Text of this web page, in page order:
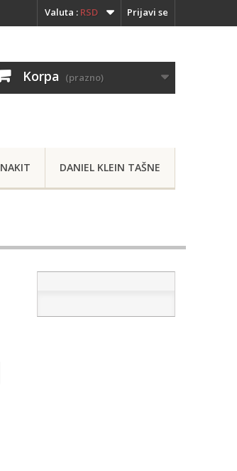
Prijavi se
Valuta : RSD
Korpa (prazno)
NAKIT DANIEL KLEIN TAŠNE